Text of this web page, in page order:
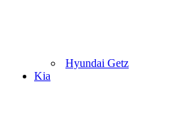
Hyundai Getz
Kia